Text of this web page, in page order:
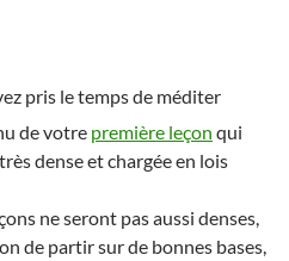
pris le temps de méditer
de votre première leçon qui
dense et chargée en lois
ne seront pas aussi denses,
de partir sur de bonnes bases,